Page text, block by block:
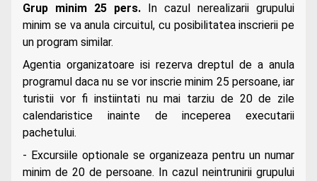
Grup minim 25 pers. In cazul nerealizarii grupului
minim se va anula circuitul, cu posibilitatea inscrierii pe
un program similar.
Agentia organizatoare isi rezerva dreptul de a anula
programul daca nu se vor inscrie minim 25 persoane, iar
turistii vor fi instiintati nu mai tarziu de 20 de zile
calendaristice inainte de inceperea executarii
pachetului.
- Excursiile optionale se organizeaza pentru un numar
minim de 20 de persoane. In cazul neintrunirii grupului